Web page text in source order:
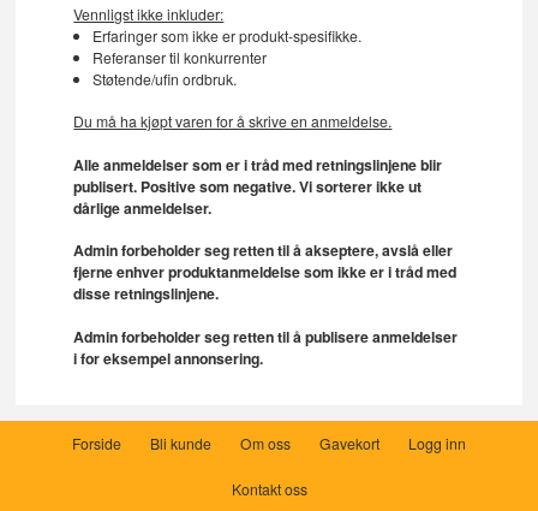
Vennligst ikke inkluder:
Erfaringer som ikke er produkt-spesifikke.
Referanser til konkurrenter
Støtende/ufin ordbruk.
Du må ha kjøpt varen for å skrive en anmeldelse.
Alle anmeldelser som er i tråd med retningslinjene blir
publisert. Positive som negative. Vi sorterer ikke ut
dårlige anmeldelser.
Admin forbeholder seg retten til å akseptere, avslå eller
fjerne enhver produktanmeldelse som ikke er i tråd med
disse retningslinjene.
Admin forbeholder seg retten til å publisere anmeldelser
i for eksempel annonsering.
Forside Bli kunde Om oss Gavekort Logg inn
Kontakt oss